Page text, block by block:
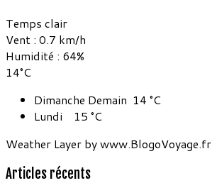
Temps clair
Vent : 0.7 km/h
Humidité : 64%
14°C
Dimanche Demain 14 °C
Lundi
15 °C
Weather Layer by www.BlogoVoyage.fr
Articles récents